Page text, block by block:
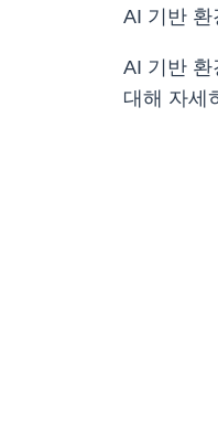
AI 기반 환
AI 기반
대해 자세